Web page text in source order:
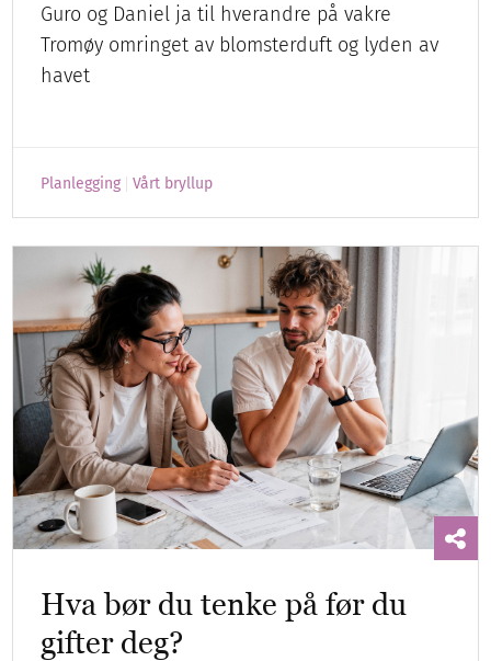
Guro og Daniel ja til hverandre på vakre
Tromøy omringet av blomsterduft og lyden av
havet
Planlegging Vårt bryllup
Hva bør du tenke på før du
gifter deg?